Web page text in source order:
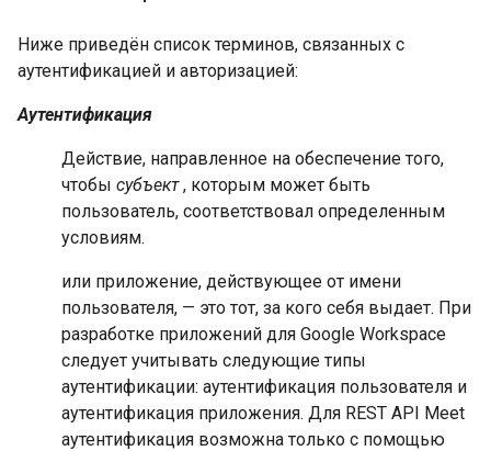
Ниже приведён список терминов, связанных с
аутентификацией и авторизацией:
Аутентификация
Действие, направленное на обеспечение того,
чтобы субъект, которым может быть
пользователь, соответствовал определенным
условиям.
или приложение, действующее от имени
пользователя, — это тот, за кого себя выдает. При
разработке приложений для Google Workspace
следует учитывать следующие типы
аутентификации: аутентификация пользователя и
аутентификация приложения. Для REST API Meet
аутентификация возможна только с помощью